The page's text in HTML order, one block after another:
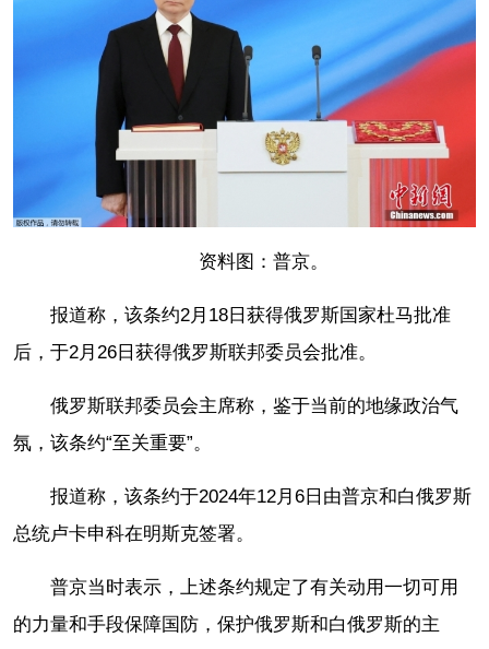
资料图：普京。
报道称，该条约2月18日获得俄罗斯国家杜马批准
后，于2月26日获得俄罗斯联邦委员会批准。
俄罗斯联邦委员会主席称，鉴于当前的地缘政治气
氛，该条约“至关重要”。
报道称，该条约于2024年12月6日由普京和白俄罗斯
总统卢卡申科在明斯克签署。
普京当时表示，上述条约规定了有关动用一切可用
的力量和手段保障国防，保护俄罗斯和白俄罗斯的主